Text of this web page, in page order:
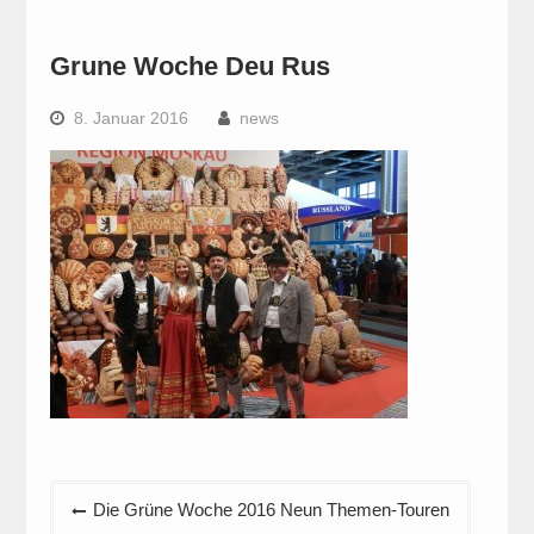
Grune Woche Deu Rus
8. Januar 2016 news
Beitragsnavigation
Die Grüne Woche 2016 Neun Themen-Touren